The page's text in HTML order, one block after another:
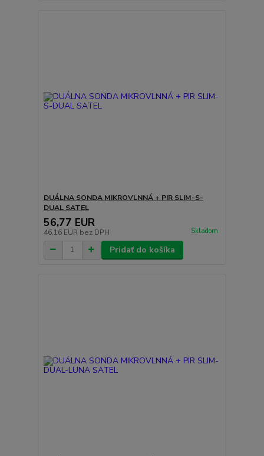
DUÁLNA SONDA MIKROVLNNÁ + PIR SLIM-S-
DUAL SATEL
56,77 EUR
46,16 EUR bez DPH Skladom
Pridať do košíka